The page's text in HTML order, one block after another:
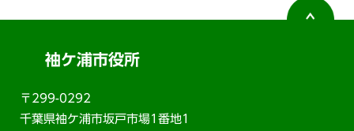
袖ケ浦市役所
〒299-0292
千葉県袖ケ浦市坂戸市場1番地1